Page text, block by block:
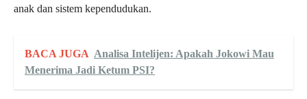
anak dan sistem kependudukan.
BACA JUGA Analisa Intelijen: Apakah Jokowi Mau
Menerima Jadi Ketum PSI?